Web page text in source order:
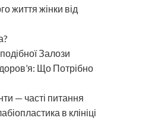
життя жінки від
Залози
Що Потрібно
— часті питання
в клініці